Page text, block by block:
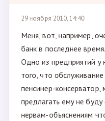
29 ноября 2010, 14:40
Меня, вот, например,
банк в последнее
Одно из предприятий у
того, что
пенсинер-консерватор,
предлагать ему не
нервам-объяснениям